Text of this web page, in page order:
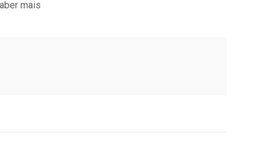
mais